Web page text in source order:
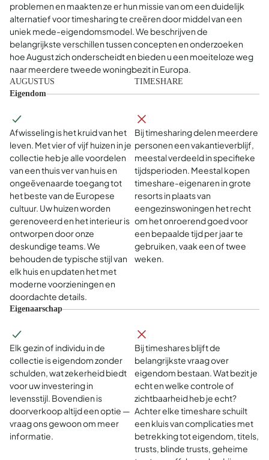
problemen en maakten ze er hun missie van om een duidelijk
alternatief voor timesharing te creëren door middel van een
uniek mede-eigendomsmodel. We beschrijven de
belangrijkste verschillen tussen concepten en onderzoeken
hoe August zich onderscheidt en bieden u een moeiteloze weg
naar meerdere tweede woningbezit in Europa.
AUGUSTUS
TIMESHARE
Eigendom
Afwisseling is het kruid van het
leven. Met vier of vijf huizen in je
collectie heb je alle voordelen
van een thuis ver van huis en
ongeëvenaarde toegang tot
het beste van de Europese
cultuur. Uw huizen worden
gerenoveerd en het interieur is
ontworpen door onze
deskundige teams. We
behouden de typische stijl van
elk huis en updaten het met
moderne voorzieningen en
doordachte details.
Bij timesharing delen meerdere
personen een vakantieverblijf,
meestal verdeeld in specifieke
tijdsperioden. Meestal kopen
timeshare-eigenaren in grote
resorts in plaats van
eengezinswoningen het recht
om het onroerend goed voor
een bepaalde tijd per jaar te
gebruiken, vaak een of twee
weken.
Eigenaarschap
Elk gezin of individu in de
collectie is eigendom zonder
schulden, wat zekerheid biedt
voor uw investering in
levensstijl. Bovendien is
doorverkoop altijd een optie —
vraag ons gewoon om meer
informatie.
Bij timeshares blijft de
belangrijkste vraag over
eigendom bestaan. Wat bezit je
echt en welke controle of
zichtbaarheid heb je echt?
Achter elke timeshare schuilt
een kluis van complicaties met
betrekking tot eigendom, titels,
trusts, blinde trusts, geheime